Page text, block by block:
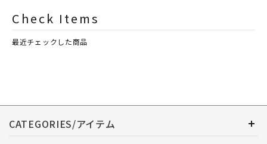
Check Items
最近チェックした商品
CATEGORIES/アイテム